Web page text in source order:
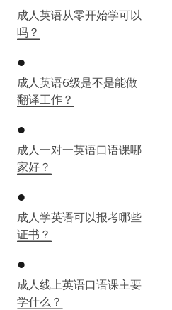
成人英语从零开始学可以
吗？
成人英语6级是不是能做
翻译工作？
成人一对一英语口语课哪
家好？
成人学英语可以报考哪些
证书？
成人线上英语口语课主要
学什么？